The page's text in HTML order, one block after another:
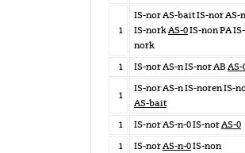
1
IS-nor AS-bait IS-nor AS-n
IS-norkAS-0IS-non PA IS-
nork
1
IS-nor AS-n IS-nor AB AS-
1
IS-nor AS-n IS-noren IS-
AS-bait
1
IS-nor AS-n-0 IS-norAS-0
1
IS-norAS-n-0IS-non